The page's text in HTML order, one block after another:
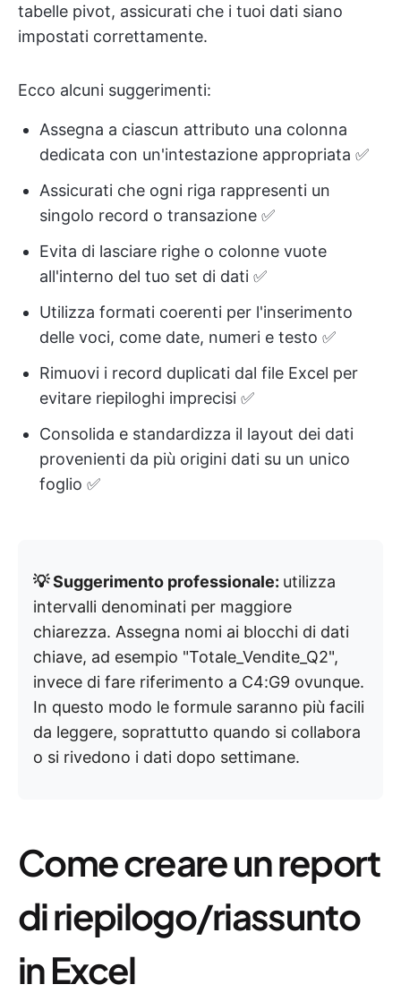
tabelle pivot, assicurati che i tuoi dati siano
impostati correttamente.
Ecco alcuni suggerimenti:
Assegna a ciascun attributo una colonna
dedicata con un'intestazione appropriata ✅
Assicurati che ogni riga rappresenti un
singolo record o transazione ✅
Evita di lasciare righe o colonne vuote
all'interno del tuo set di dati ✅
Utilizza formati coerenti per l'inserimento
delle voci, come date, numeri e testo ✅
Rimuovi i record duplicati dal file Excel per
evitare riepiloghi imprecisi ✅
Consolida e standardizza il layout dei dati
provenienti da più origini dati su un unico
foglio ✅
💡 Suggerimento professionale: utilizza
intervalli denominati per maggiore
chiarezza. Assegna nomi ai blocchi di dati
chiave, ad esempio "Totale_Vendite_Q2",
invece di fare riferimento a C4:G9 ovunque.
In questo modo le formule saranno più facili
da leggere, soprattutto quando si collabora
o si rivedono i dati dopo settimane.
Come creare un report
di riepilogo/riassunto
in Excel